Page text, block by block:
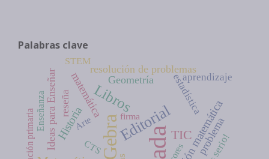
Palabras clave
Editorial
Libros
TIC
Historia
matemática
resolución de problemas
problema
Geometría
Ideas para Enseñar estadística
reseña
aprendizaje
Enseñanza
educación primaria
STEM
firma
Arte
CTS